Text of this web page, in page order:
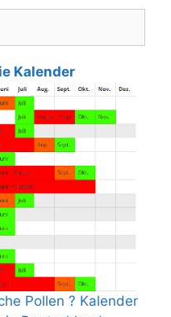
Kalender
Pollen ? Kalender